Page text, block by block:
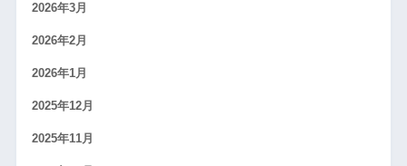
2026年3月
2026年2月
2026年1月
2025年12月
2025年11月